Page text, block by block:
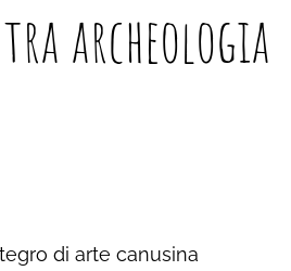
archeologia
di arte canusina